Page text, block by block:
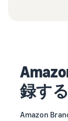
録する
Amazon